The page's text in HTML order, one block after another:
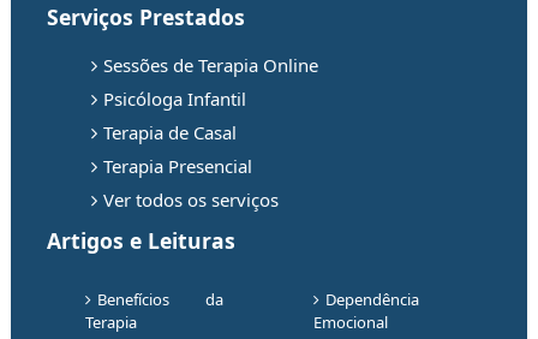
Serviços Prestados
Sessões de Terapia Online
Psicóloga Infantil
Terapia de Casal
Terapia Presencial
Ver todos os serviços
Artigos e Leituras
Benefícios da
Terapia
Dependência
Emocional